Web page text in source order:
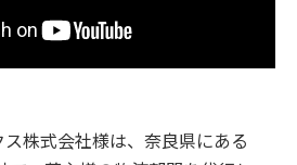
株式会社様は、奈良県にある